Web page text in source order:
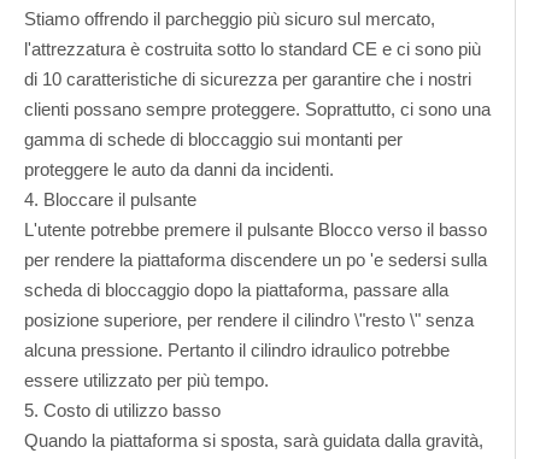
Stiamo offrendo il parcheggio più sicuro sul mercato,
l'attrezzatura è costruita sotto lo standard CE e ci sono più
di 10 caratteristiche di sicurezza per garantire che i nostri
clienti possano sempre proteggere. Soprattutto, ci sono una
gamma di schede di bloccaggio sui montanti per
proteggere le auto da danni da incidenti.
4. Bloccare il pulsante
L'utente potrebbe premere il pulsante Blocco verso il basso
per rendere la piattaforma discendere un po 'e sedersi sulla
scheda di bloccaggio dopo la piattaforma, passare alla
posizione superiore, per rendere il cilindro \"resto \" senza
alcuna pressione. Pertanto il cilindro idraulico potrebbe
essere utilizzato per più tempo.
5. Costo di utilizzo basso
Quando la piattaforma si sposta, sarà guidata dalla gravità,